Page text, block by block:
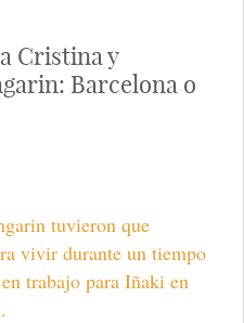
Cristina y
Barcelona o
tuvieron que
vivir durante un tiempo
trabajo para Iñaki en